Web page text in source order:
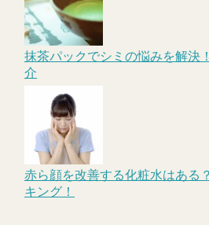
抹茶パックでシミの悩みを解決
介
赤ら顔を改善する化粧水はある
キング！